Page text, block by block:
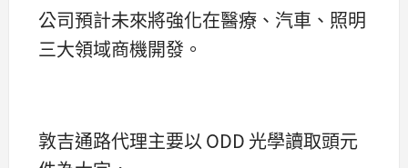
公司預計未來將強化在醫療、汽車、照明
三大領域商機開發。
敦吉通路代理主要以 ODD 光學讀取頭元